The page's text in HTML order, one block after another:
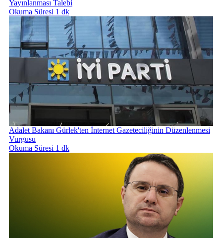
Yayınlanması Talebi
Okuma Süresi 1 dk
Adalet Bakanı Gürlek'ten İnternet Gazeteciliğinin Düzenlenmesi
Vurgusu
Okuma Süresi 1 dk